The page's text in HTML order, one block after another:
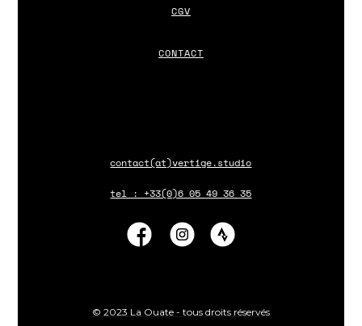
CGV
CONTACT
contact(at)vertige.studio
tel : +33(0)6 05 49 36 35
© 2023 La Ouate - tous droits réservés